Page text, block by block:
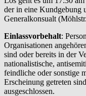
der in eine Kundgebung
Generalkonsualt
Einlassvorbehalt:
Organisationen
sind oder bereits in der
nationalistische,
feindliche oder sonstige
Erscheinung getreten
ausgeschlossen.